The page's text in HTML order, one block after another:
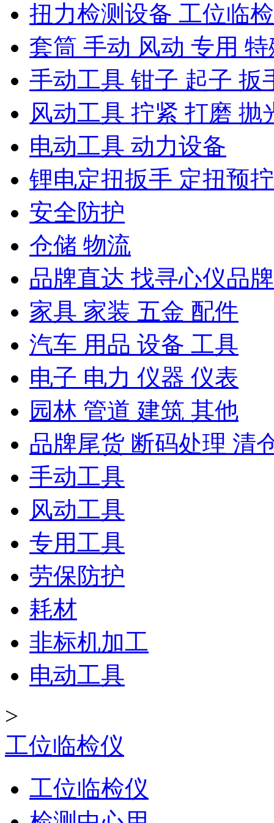
扭力检测设备 工位临
套筒 手动 风动 专用 特
手动工具 钳子 起子 扳
风动工具 拧紧 打磨 抛
电动工具 动力设备
锂电定扭扳手 定扭预
安全防护
仓储 物流
品牌直达 找寻心仪品牌
家具 家装 五金 配件
汽车 用品 设备 工具
电子 电力 仪器 仪表
园林 管道 建筑 其他
品牌尾货 断码处理 清
手动工具
风动工具
专用工具
劳保防护
耗材
非标机加工
电动工具
>
工位临检仪
工位临检仪